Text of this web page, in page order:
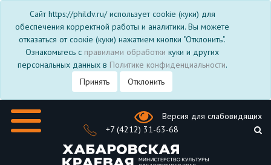
Сайт https://phildv.ru/ использует cookie (куки) для
обеспечения корректной работы и аналитики. Вы можете
отказаться от соокіе (куки) нажатием кнопки "Отклонить".
Ознакомьтесь с правилами обработки куки и других
персональных данных в Политике конфиденциальности.
Принять
Отклонить
Версия для слабовидящих
+7 (4212) 31-63-68